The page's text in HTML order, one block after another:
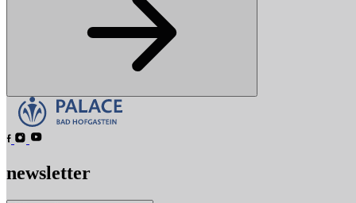
newsletter